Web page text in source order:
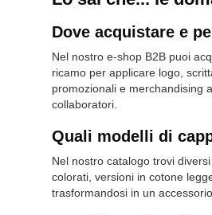
Dove acquistare e
Nel nostro e-shop B2B puoi
ricamo per applicare logo,
promozionali e merchandising
collaboratori.
Quali modelli di
Nel nostro catalogo trovi
colorati, versioni in cotone
trasformandosi in un